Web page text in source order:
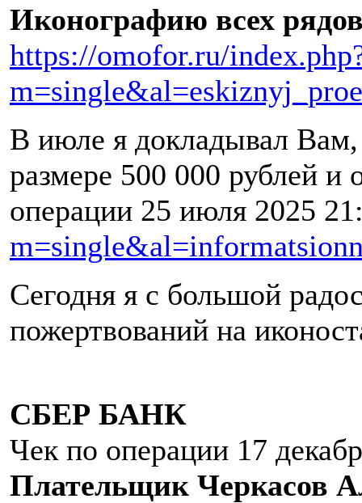
Иконографию всех
https://omofor.ru/
В июле я докладывал Вам,
размере 500 000 рублей
операции 25 июля 2025
Сегодня я с большой
пожертвований на
СБЕР БАНК
Чек по операции 17
Плательщик Черкасов